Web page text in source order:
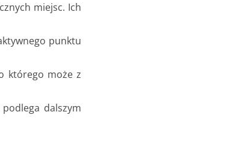
miejsc. Ich
punktu
którego może z
dalszym